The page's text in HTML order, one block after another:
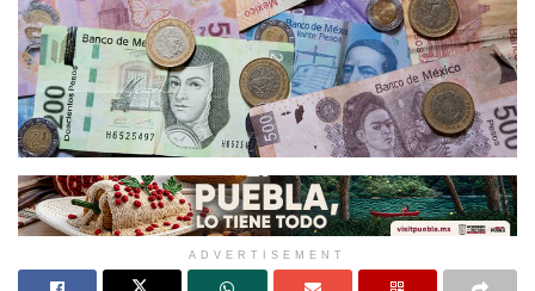
ADVERTISEMENT